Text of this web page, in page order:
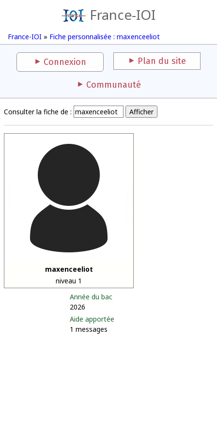
France-IOI
France-IOI » Fiche personnalisée : maxenceeliot
Connexion Plan du site
Communauté
Consulter la fiche de :
maxenceeliot
niveau 1
Année du bac
2026
Aide apportée
1 messages